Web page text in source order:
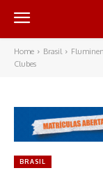
Home Brasil
Clubes
BRASIL